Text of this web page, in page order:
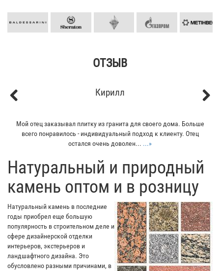
ОТЗЫВ
Кирилл
Мой отец заказывал плитку из гранита для своего дома. Больше
всего понравилось - индивидуальный подход к клиенту. Отец
остался очень доволен... ...»
​Натуральный и природный
камень оптом и в розницу
Натуральный камень в последние
годы приобрел еще большую
популярность в строительном деле и
сфере дизайнерской отделки
интерьеров, экстерьеров и
ландшафтного дизайна. Это
обусловлено разными причинами, в